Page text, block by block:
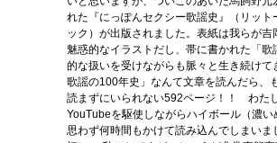
れた『にっぽんセクシー歌謡史』（リット
ック）が出版されました。表紙は我らが吉
魅惑的なイラストだし、帯に書かれた「歌
的な扱いを受けながらも脈々と生き続けて
歌謡の100年史」なんて文章を読んだら、
読まずにいられない592ページ！！ わた
YouTubeを駆使しながらハイボール（濃い
思わず何時間もかけて読み込んでしまいま